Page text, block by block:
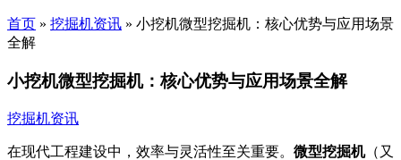
首页 » 挖掘机资讯 » 小挖机微型挖掘机：核心优势与应用场景
全解
小挖机微型挖掘机：核心优势与应用场景全解
挖掘机资讯
在现代工程建设中，效率与灵活性至关重要。 微型挖掘机（又